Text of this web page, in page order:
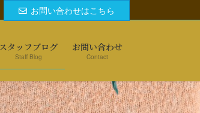
お問い合わせはこちら
スタッフブログ
Staff Blog
お問い合わせ
Contact